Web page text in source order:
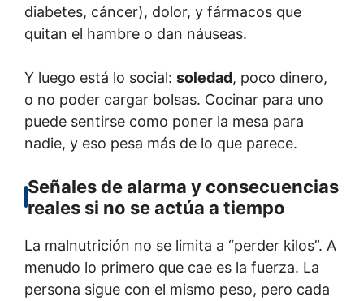
diabetes, cáncer), dolor, y fármacos que
quitan el hambre o dan náuseas.
Y luego está lo social: soledad, poco dinero,
o no poder cargar bolsas. Cocinar para uno
puede sentirse como poner la mesa para
nadie, y eso pesa más de lo que parece.
Señales de alarma y consecuencias
reales si no se actúa a tiempo
La malnutrición no se limita a “perder kilos”. A
menudo lo primero que cae es la fuerza. La
persona sigue con el mismo peso, pero cada